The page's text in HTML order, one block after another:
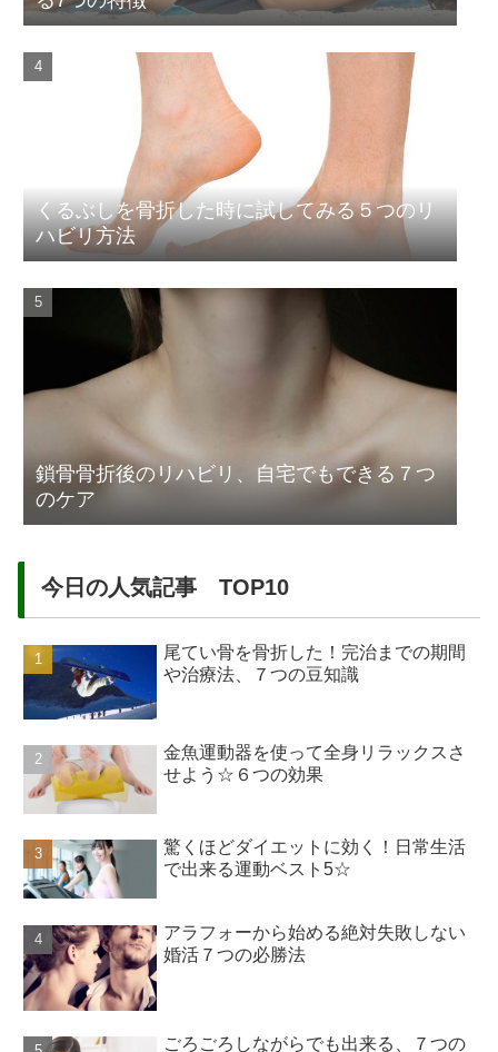
くるぶしを骨折した時に試してみる５つのリ
ハビリ方法
鎖骨骨折後のリハビリ、自宅でもできる７つ
のケア
今日の人気記事 TOP10
尾てい骨を骨折した！完治までの期間
や治療法、７つの豆知識
金魚運動器を使って全身リラックスさ
せよう☆６つの効果
驚くほどダイエットに効く！日常生活
で出来る運動ベスト5☆
アラフォーから始める絶対失敗しない
婚活７つの必勝法
ごろごろしながらでも出来る、７つの